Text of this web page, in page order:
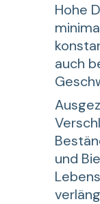
Hohe
auch
und